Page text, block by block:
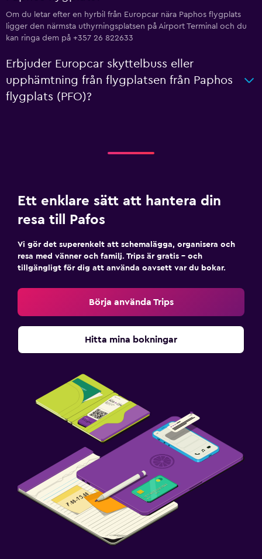
Om du letar efter en hyrbil från Europcar nära Paphos flygplats
ligger den närmsta uthyrningsplatsen på Airport Terminal och du
kan ringa dem på +357 26 822633
Erbjuder Europcar skyttelbuss eller
upphämtning från flygplatsen från Paphos
flygplats (PFO)?
Ett enklare sätt att hantera din
resa till Pafos
Vi gör det superenkelt att schemalägga, organisera och
resa med vänner och familj. Trips är gratis – och
tillgängligt för dig att använda oavsett var du bokar.
Börja använda Trips
Hitta mina bokningar